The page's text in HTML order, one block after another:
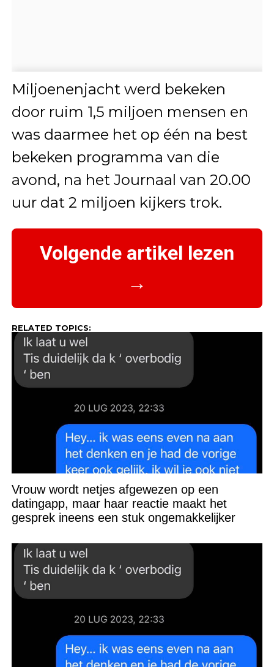
Miljoenenjacht werd bekeken
door ruim 1,5 miljoen mensen en
was daarmee het op één na best
bekeken programma van die
avond, na het Journaal van 20.00
uur dat 2 miljoen kijkers trok.
Volgende artikel lezen
→
RELATED TOPICS:
Vrouw wordt netjes afgewezen op een
datingapp, maar haar reactie maakt het
gesprek ineens een stuk ongemakkelijker